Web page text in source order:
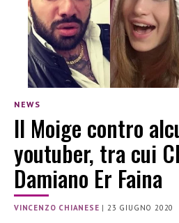
NEWS
Il Moige contro
youtuber, tra cui
Damiano Er Faina
VINCENZO CHIANESE |23 GIUGNO 2020